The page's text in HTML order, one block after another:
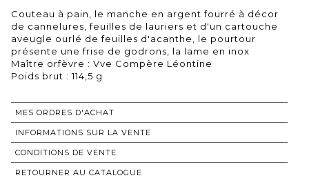
Couteau à pain, le manche en argent fourré à décor
de cannelures, feuilles de lauriers et d'un cartouche
aveugle ourlé de feuilles d'acanthe, le pourtour
présente une frise de godrons, la lame en inox
Maître orfèvre : Vve Compère Léontine
Poids brut : 114,5 g
MES ORDRES D'ACHAT
INFORMATIONS SUR LA VENTE
CONDITIONS DE VENTE
RETOURNER AU CATALOGUE